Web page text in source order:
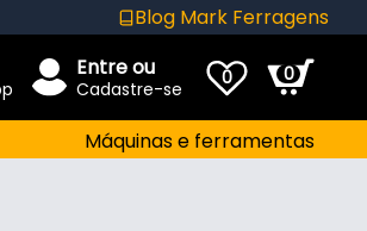
Blog Mark Ferragens
Entre ou
Cadastre-se 0 0
Máquinas e ferramentas